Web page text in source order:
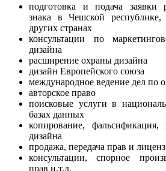
подготовка и подача заявки
знака в Чешской
других странах
консультации по
дизайна
расширение охраны дизайна
дизайн Европейского союза
международное ведение дел по
авторское право
поисковые услуги в
базах данных
копирование,
дизайна
продажа, передача прав и
консультации, спорное
прав и.т.д.